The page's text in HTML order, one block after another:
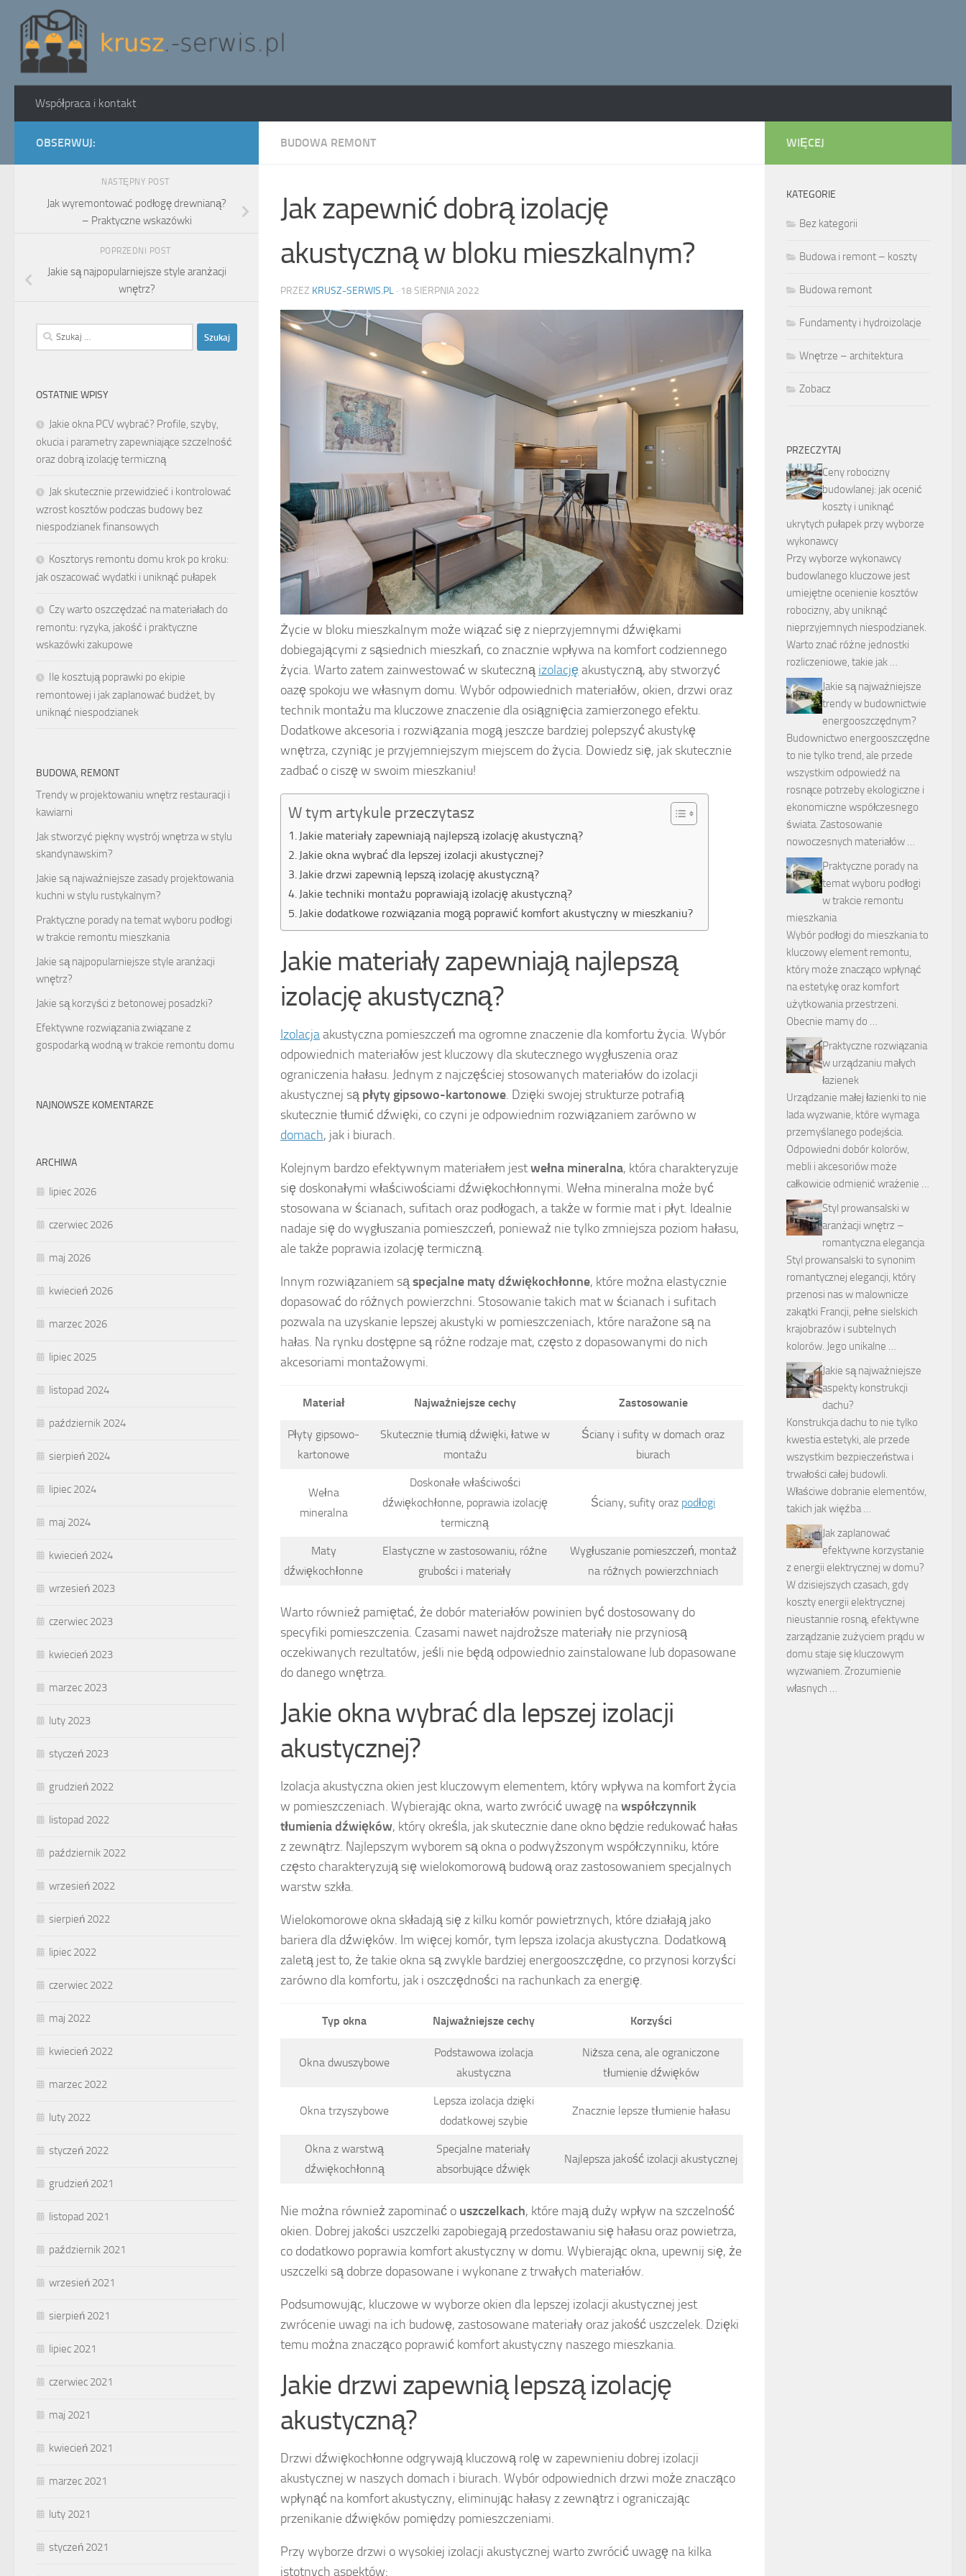
Skip to content
Współpraca i kontakt
BUDOWA REMONT
Jak zapewnić dobrą izolację
akustyczną w bloku mieszkalnym?
PRZEZ KRUSZ-SERWIS.PL · 18 SIERPNIA 2022
Życie w bloku mieszkalnym może wiązać się z nieprzyjemnymi dźwiękami
dobiegającymi z sąsiednich mieszkań, co znacznie wpływa na komfort codziennego
życia. Warto zatem zainwestować w skuteczną izolacjęakustyczną, aby stworzyć
oazę spokoju we własnym domu. Wybór odpowiednich materiałów, okien, drzwi oraz
technik montażu ma kluczowe znaczenie dla osiągnięcia zamierzonego efektu.
Dodatkowe akcesoria i rozwiązania mogą jeszcze bardziej polepszyć akustykę
wnętrza, czyniąc je przyjemniejszym miejscem do życia. Dowiedz się, jak skutecznie
zadbać o ciszę w swoim mieszkaniu!
W tym artykule przeczytasz
Jakie materiały zapewniają najlepszą izolację akustyczną?
Jakie okna wybrać dla lepszej izolacji akustycznej?
Jakie drzwi zapewnią lepszą izolację akustyczną?
Jakie techniki montażu poprawiają izolację akustyczną?
Jakie dodatkowe rozwiązania mogą poprawić komfort akustyczny w mieszkaniu?
Jakie materiały zapewniają najlepszą
izolację akustyczną?
Izolacjaakustyczna pomieszczeń ma ogromne znaczenie dla komfortu życia. Wybór
odpowiednich materiałów jest kluczowy dla skutecznego wygłuszenia oraz
ograniczenia hałasu. Jednym z najczęściej stosowanych materiałów do izolacji
akustycznej są płyty gipsowo-kartonowe. Dzięki swojej strukturze potrafią
skutecznie tłumić dźwięki, co czyni je odpowiednim rozwiązaniem zarówno w
domach, jak i biurach.
Kolejnym bardzo efektywnym materiałem jestwełna mineralna, która charakteryzuje
się doskonałymi właściwościami dźwiękochłonnymi. Wełna mineralna może być
stosowana w ścianach, sufitach oraz podłogach, a także w formie mat i płyt. Idealnie
nadaje się do wygłuszania pomieszczeń, ponieważ nie tylko zmniejsza poziom hałasu,
ale także poprawia izolację termiczną.
Innym rozwiązaniem sąspecjalne maty dźwiękochłonne, które można elastycznie
dopasować do różnych powierzchni. Stosowanie takich mat w ścianach i sufitach
pozwala na uzyskanie lepszej akustyki w pomieszczeniach, które narażone są na
hałas. Na rynku dostępne są różne rodzaje mat, często z dopasowanymi do nich
akcesoriami montażowymi.
Materiał Najważniejsze cechy Zastosowanie
Płyty gipsowo-
kartonowe
Skutecznie tłumią dźwięki, łatwe w
montażu
Ściany i sufity w domach oraz
biurach
Wełna
mineralna
Doskonałe właściwości
dźwiękochłonne, poprawia izolację
termiczną
Ściany, sufity oraz podłogi
Maty
dźwiękochłonne
Elastyczne w zastosowaniu, różne
grubości i materiały
Wygłuszanie pomieszczeń, montaż
na różnych powierzchniach
Warto również pamiętać, że dobór materiałów powinien być dostosowany do
specyfiki pomieszczenia. Czasami nawet najdroższe materiały nie przyniosą
oczekiwanych rezultatów, jeśli nie będą odpowiednio zainstalowane lub dopasowane
do danego wnętrza.
Jakie okna wybrać dla lepszej izolacji
akustycznej?
Izolacja akustyczna okien jest kluczowym elementem, który wpływa na komfort życia
w pomieszczeniach. Wybierając okna, warto zwrócić uwagę nawspółczynnik
tłumienia dźwięków, który określa, jak skutecznie dane okno będzie redukować hałas
z zewnątrz. Najlepszym wyborem są okna o podwyższonym współczynniku, które
często charakteryzują się wielokomorową budową oraz zastosowaniem specjalnych
warstw szkła.
Wielokomorowe okna składają się z kilku komór powietrznych, które działają jako
bariera dla dźwięków. Im więcej komór, tym lepsza izolacja akustyczna. Dodatkową
zaletą jest to, że takie okna są zwykle bardziej energooszczędne, co przynosi korzyści
zarówno dla komfortu, jak i oszczędności na rachunkach za energię.
Typ okna Najważniejsze cechy Korzyści
Okna dwuszybowe
Podstawowa izolacja
akustyczna
Niższa cena, ale ograniczone
tłumienie dźwięków
Okna trzyszybowe
Lepsza izolacja dzięki
dodatkowej szybie
Znacznie lepsze tłumienie hałasu
Okna z warstwą
dźwiękochłonną
Specjalne materiały
absorbujące dźwięk
Najlepsza jakość izolacji akustycznej
Nie można również zapominać o uszczelkach, które mają duży wpływ na szczelność
okien. Dobrej jakości uszczelki zapobiegają przedostawaniu się hałasu oraz powietrza,
co dodatkowo poprawia komfort akustyczny w domu. Wybierając okna, upewnij się, że
uszczelki są dobrze dopasowane i wykonane z trwałych materiałów.
Podsumowując, kluczowe w wyborze okien dla lepszej izolacji akustycznej jest
zwrócenie uwagi na ich budowę, zastosowane materiały oraz jakość uszczelek. Dzięki
temu można znacząco poprawić komfort akustyczny naszego mieszkania.
Jakie drzwi zapewnią lepszą izolację
akustyczną?
Drzwi dźwiękochłonne odgrywają kluczową rolę w zapewnieniu dobrej izolacji
akustycznej w naszych domach i biurach. Wybór odpowiednich drzwi może znacząco
wpłynąć na komfort akustyczny, eliminując hałasy z zewnątrz i ograniczając
przenikanie dźwięków pomiędzy pomieszczeniami.
Przy wyborze drzwi o wysokiej izolacji akustycznej warto zwrócić uwagę na kilka
istotnych aspektów:
OBSERWUJ:
NASTĘPNY POST
Jak wyremontować podłogę drewnianą?
– Praktyczne wskazówki
POPRZEDNI POST
Jakie są najpopularniejsze style aranżacji
wnętrz?
Szukaj:
OSTATNIE WPISY
Jakie okna PCV wybrać? Profile, szyby,
okucia i parametry zapewniające szczelność
oraz dobrą izolację termiczną
Jak skutecznie przewidzieć i kontrolować
wzrost kosztów podczas budowy bez
niespodzianek finansowych
Kosztorys remontu domu krok po kroku:
jak oszacować wydatki i uniknąć pułapek
Czy warto oszczędzać na materiałach do
remontu: ryzyka, jakość i praktyczne
wskazówki zakupowe
Ile kosztują poprawki po ekipie
remontowej i jak zaplanować budżet, by
uniknąć niespodzianek
BUDOWA, REMONT
Trendy w projektowaniu wnętrz restauracji i
kawiarni
Jak stworzyć piękny wystrój wnętrza w stylu
skandynawskim?
Jakie są najważniejsze zasady projektowania
kuchni w stylu rustykalnym?
Praktyczne porady na temat wyboru podłogi
w trakcie remontu mieszkania
Jakie są najpopularniejsze style aranżacji
wnętrz?
Jakie są korzyści z betonowej posadzki?
Efektywne rozwiązania związane z
gospodarką wodną w trakcie remontu domu
NAJNOWSZE KOMENTARZE
ARCHIWA
lipiec 2026
czerwiec 2026
maj 2026
kwiecień 2026
marzec 2026
lipiec 2025
listopad 2024
październik 2024
sierpień 2024
lipiec 2024
maj 2024
kwiecień 2024
wrzesień 2023
czerwiec 2023
kwiecień 2023
marzec 2023
luty 2023
styczeń 2023
grudzień 2022
listopad 2022
październik 2022
wrzesień 2022
sierpień 2022
lipiec 2022
czerwiec 2022
maj 2022
kwiecień 2022
marzec 2022
luty 2022
styczeń 2022
grudzień 2021
listopad 2021
październik 2021
wrzesień 2021
sierpień 2021
lipiec 2021
czerwiec 2021
maj 2021
kwiecień 2021
marzec 2021
luty 2021
styczeń 2021
WIĘCEJ
KATEGORIE
Bez kategorii
Budowa i remont – koszty
Budowa remont
Fundamenty i hydroizolacje
Wnętrze – architektura
Zobacz
PRZECZYTAJ
Ceny robocizny
budowlanej: jak ocenić
koszty i uniknąć
ukrytych pułapek przy wyborze
wykonawcy
Przy wyborze wykonawcy
budowlanego kluczowe jest
umiejętne ocenienie kosztów
robocizny, aby uniknąć
nieprzyjemnych niespodzianek.
Warto znać różne jednostki
rozliczeniowe, takie jak …
Jakie są najważniejsze
trendy w budownictwie
energooszczędnym?
Budownictwo energooszczędne
to nie tylko trend, ale przede
wszystkim odpowiedź na
rosnące potrzeby ekologiczne i
ekonomiczne współczesnego
świata. Zastosowanie
nowoczesnych materiałów …
Praktyczne porady na
temat wyboru podłogi
w trakcie remontu
mieszkania
Wybór podłogi do mieszkania to
kluczowy element remontu,
który może znacząco wpłynąć
na estetykę oraz komfort
użytkowania przestrzeni.
Obecnie mamy do …
Praktyczne rozwiązania
w urządzaniu małych
łazienek
Urządzanie małej łazienki to nie
lada wyzwanie, które wymaga
przemyślanego podejścia.
Odpowiedni dobór kolorów,
mebli i akcesoriów może
całkowicie odmienić wrażenie …
Styl prowansalski w
aranżacji wnętrz –
romantyczna elegancja
Styl prowansalski to synonim
romantycznej elegancji, który
przenosi nas w malownicze
zakątki Francji, pełne sielskich
krajobrazów i subtelnych
kolorów. Jego unikalne …
Jakie są najważniejsze
aspekty konstrukcji
dachu?
Konstrukcja dachu to nie tylko
kwestia estetyki, ale przede
wszystkim bezpieczeństwa i
trwałości całej budowli.
Właściwe dobranie elementów,
takich jak więźba …
Jak zaplanować
efektywne korzystanie
z energii elektrycznej w domu?
W dzisiejszych czasach, gdy
koszty energii elektrycznej
nieustannie rosną, efektywne
zarządzanie zużyciem prądu w
domu staje się kluczowym
wyzwaniem. Zrozumienie
własnych …